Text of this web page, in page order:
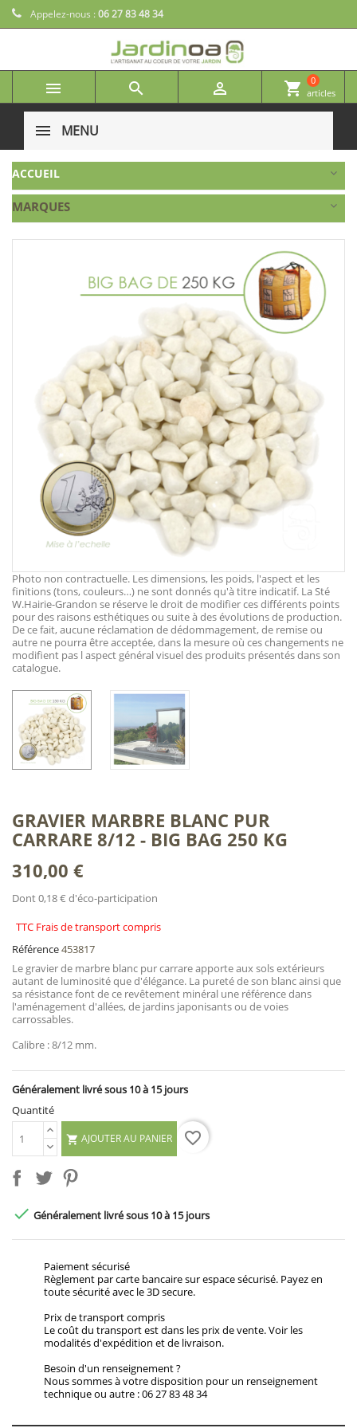
Appelez-nous :06 27 83 48 34
   shopping_cart
0
articles
MENU
ACCUEIL
MARQUES
Photo non contractuelle. Les dimensions, les poids, l'aspect et les
finitions (tons, couleurs…) ne sont donnés qu'à titre indicatif. La Sté
W.Hairie-Grandon se réserve le droit de modifier ces différents points
pour des raisons esthétiques ou suite à des évolutions de production.
De ce fait, aucune réclamation de dédommagement, de remise ou
autre ne pourra être acceptée, dans la mesure où ces changements ne
modifient pas l aspect général visuel des produits présentés dans son
catalogue.
GRAVIER MARBRE BLANC PUR
CARRARE 8/12 - BIG BAG 250 KG
310,00 €
Dont 0,18 € d'éco-participation
TTC Frais de transport compris
Référence453817
Le gravier de marbre blanc pur carrare apporte aux sols extérieurs
autant de luminosité que d'élégance. La pureté de son blanc ainsi que
sa résistance font de ce revêtement minéral une référence dans
l'aménagement d'allées, de jardins japonisants ou de voies
carrossables.
Calibre : 8/12 mm.
Généralement livré sous 10 à 15 jours
Quantité
 AJOUTER AU PANIER favorite_border
 Généralement livré sous 10 à 15 jours
Paiement sécurisé
Règlement par carte bancaire sur espace sécurisé. Payez en
toute sécurité avec le 3D secure.
Prix de transport compris
Le coût du transport est dans les prix de vente. Voir les
modalités d'expédition et de livraison.
Besoin d'un renseignement ?
Nous sommes à votre disposition pour un renseignement
technique ou autre : 06 27 83 48 34